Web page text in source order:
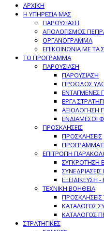
ΑΡΧΙΚΗ
Η ΥΠΗΡΕΣΙΑ ΜΑΣ
ΠΑΡΟΥΣΙΑΣΗ
ΑΠΟΛΟΓΙΣΜΟΣ
ΟΡΓΑΝΟΓΡΑΜΜΑ
ΕΠΙΚΟΙΝΩΝΙΑ ΜΕ ΤΑ
ΤΟ ΠΡΟΓΡΑΜΜΑ
ΠΑΡΟΥΣΙΑΣΗ
ΠΑΡΟΥΣΙΑΣΗ
ΠΡΟΟΔΟΣ
ΕΝΤΑΓΜΕΝΕΣ
ΕΡΓΑ
ΑΞΙΟΛΟΓΗΣΗ
ΕΝΔΙΑΜΕΣΟΙ
ΠΡΟΣΚΛΗΣΕΙΣ
ΠΡΟΣΚΛΗΣΕΙΣ
ΕΠΙΤΡΟΠΗ
ΣΥΓΚΡΟΤΗΣΗ
ΕΞΕΙΔΙΚΕΥΣΗ -
ΤΕΧΝΙΚΗ ΒΟΗΘΕΙΑ
ΠΡΟΣΚΛΗΣΕΙΣ
ΚΑΤΑΛΟΓΟΣ
ΚΑΤΑΛΟΓΟΣ
ΣΤΡΑΤΗΓΙΚΕΣ